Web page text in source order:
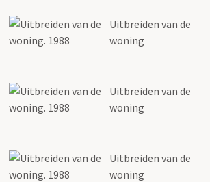
Uitbreiden van de
woning
Uitbreiden van de
woning
Uitbreiden van de
woning